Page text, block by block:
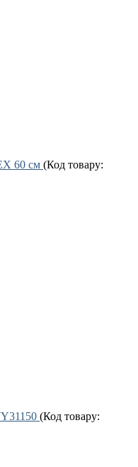
60 см (Код товару:
(Код товару: